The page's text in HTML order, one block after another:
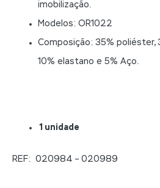
imobilização.
Modelos: OR1022
Composição: 35% poliéster,
10% elastano e 5% Aço.
1 unidade
REF: 020984 – 020989